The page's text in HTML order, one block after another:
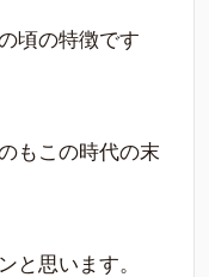
頃の特徴です
もこの時代の末
と思います。